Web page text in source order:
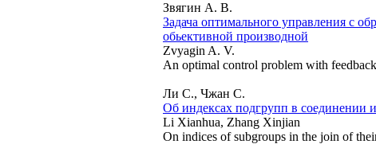
Звягин А. В.
Задача оптимального управления с
обьективной производной
Zvyagin A. V.
An optimal control problem with
Ли С., Чжан С.
Об индексах подгрупп в соединении
Li Xianhua, Zhang Xinjian
On indices of subgroups in the join of